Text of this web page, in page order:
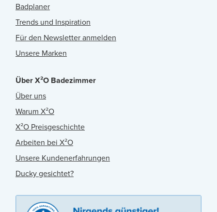
Badplaner
Trends und Inspiration
Für den Newsletter anmelden
Unsere Marken
Über X²O Badezimmer
Über uns
Warum X²O
X²O Preisgeschichte
Arbeiten bei X²O
Unsere Kundenerfahrungen
Ducky gesichtet?